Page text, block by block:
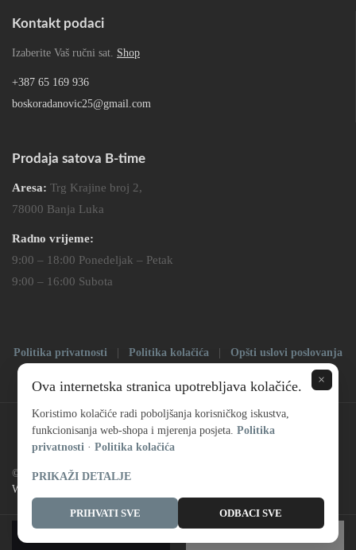
Kontakt podaci
Izaberite Vaš ručni sat. Shop
+387 65 169 936
boskoradanovic25@gmail.com
Prodaja satova B-time
Aresa: Trg Krajine broj 2,
78000 Banja Luka
Radno vrijeme:
9:00 – 18:00 Ponedeljak – Petak
9:00 – 16:00 Subota
Politika privatnosti Politika kolačića
Opšti uslovi poslovanja
© Copyright 2025 |Prodaja satova
Web dizajn – S
×
Ova internetska stranica upotrebljava kolačiće.
Koristimo kolačiće radi poboljšanja korisničkog iskustva,
funkcionisanja web-shopa i mjerenja posjeta.Politika
privatnosti ·Politika kolačića
PRIKAŽI DETALJE
PRIHVATI SVE ODBACI SVE